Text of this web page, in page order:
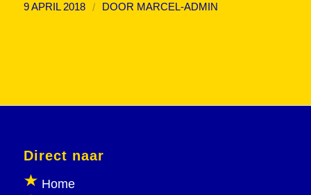
9 APRIL 2018 / DOOR MARCEL-ADMIN
Direct naar
Home